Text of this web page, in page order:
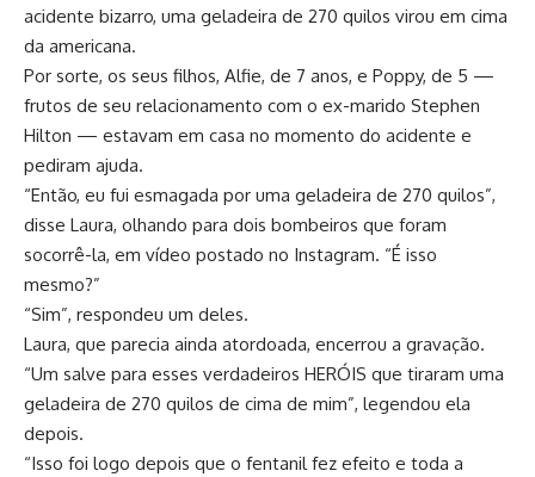
acidente bizarro, uma geladeira de 270 quilos virou em cima
da americana.
Por sorte, os seus filhos, Alfie, de 7 anos, e Poppy, de 5 —
frutos de seu relacionamento com o ex-marido Stephen
Hilton — estavam em casa no momento do acidente e
pediram ajuda.
“Então, eu fui esmagada por uma geladeira de 270 quilos”,
disse Laura, olhando para dois bombeiros que foram
socorrê-la, em vídeo postado no Instagram. “É isso
mesmo?”
“Sim”, respondeu um deles.
Laura, que parecia ainda atordoada, encerrou a gravação.
“Um salve para esses verdadeiros HERÓIS que tiraram uma
geladeira de 270 quilos de cima de mim”, legendou ela
depois.
“Isso foi logo depois que o fentanil fez efeito e toda a